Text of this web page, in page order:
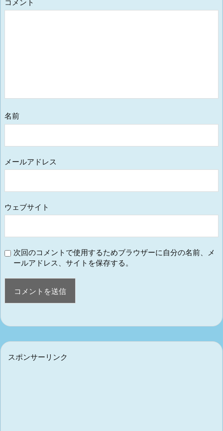
コメント
名前
メールアドレス
ウェブサイト
次回のコメントで使用するためブラウザーに自分の名前、メ
ールアドレス、サイトを保存する。
スポンサーリンク